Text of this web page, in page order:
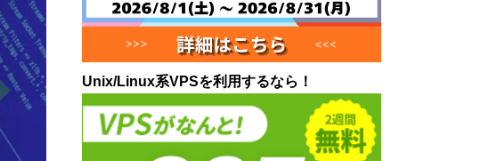
Unix/Linux系VPSを利用するなら！